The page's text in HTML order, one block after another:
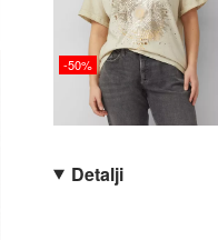
-50%
Detalji